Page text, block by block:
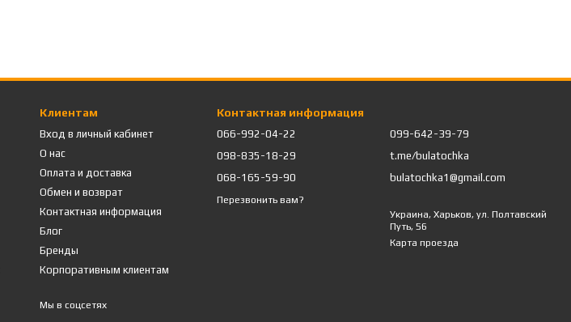
Клиентам
Вход в личный кабинет
О нас
Оплата и доставка
Обмен и возврат
Контактная информация
Блог
Бренды
Корпоративным клиентам
Мы в соцсетях
Контактная информация
066-992-04-22
098-835-18-29
068-165-59-90
Перезвонить вам?
099-642-39-79
t.me/bulatochka
bulatochka1@gmail.com
Украина, Харьков, ул. Полтавский
Путь, 56
Карта проезда